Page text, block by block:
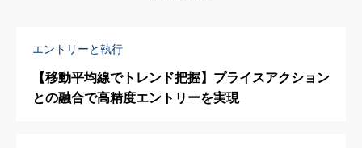
エントリーと執行
【移動平均線でトレンド把握】プライスアクション
との融合で高精度エントリーを実現